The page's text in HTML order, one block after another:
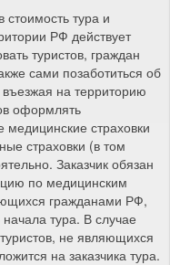
тура и
РФ действует
туристов, граждан
сами позаботиться об
на территорию
оформлять
страховки
страховки (в том
Заказчик обязан
по медицинским
гражданами РФ,
тура. В случае
не являющихся
на заказчика тура.